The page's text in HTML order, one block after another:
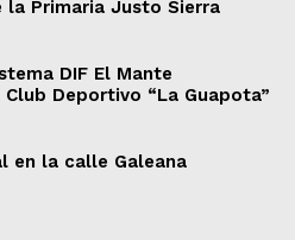
la Primaria Justo Sierra
DIF El Mante
Deportivo “La Guapota”
en la calle Galeana